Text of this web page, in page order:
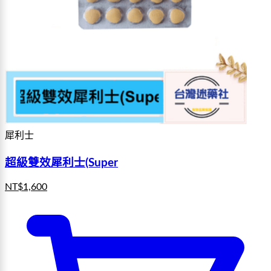
犀利士
超級雙效犀利士(Super
NT$1,600